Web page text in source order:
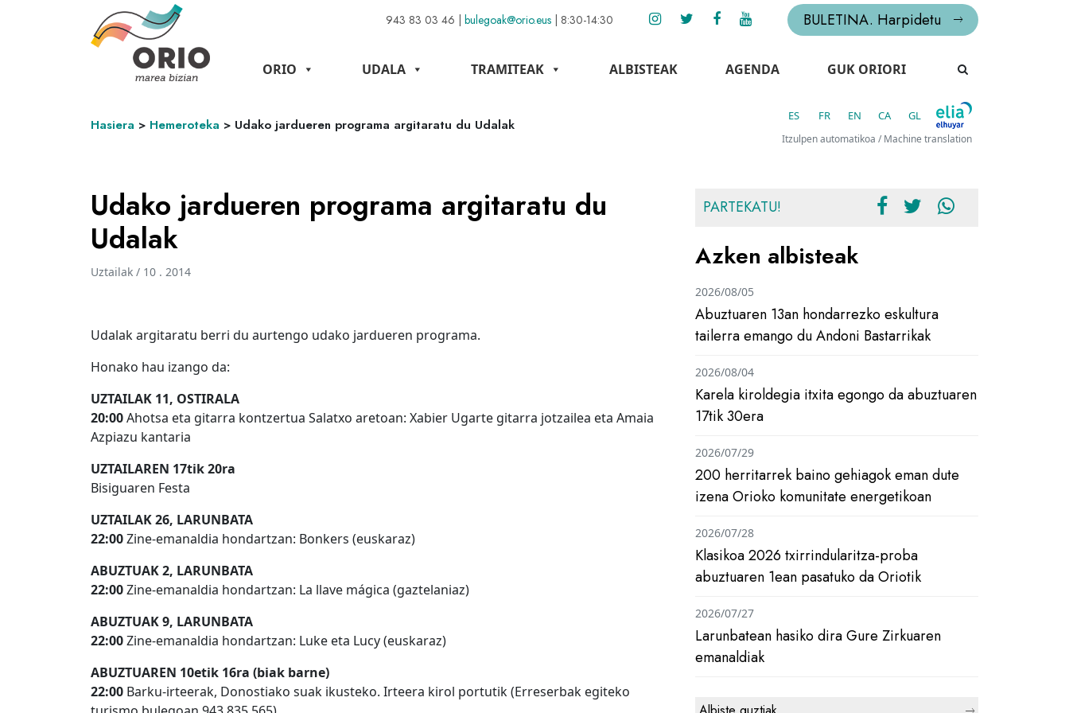
943 83 03 46 | bulegoak@orio.eus | 8:30-14:30 BULETINA. Harpidetu
ORIO UDALA TRAMITEAK ALBISTEAK AGENDA GUK ORIORI
Hasiera > Hemeroteka > Udako jardueren programa argitaratu du Udalak
ES FR EN CA GL
Itzulpen automatikoa / Machine translation
Udako jardueren programa argitaratu du
Udalak
Uztailak / 10 . 2014
Udalak argitaratu berri du aurtengo udako jardueren programa.
Honako hau izango da:
UZTAILAK 11, OSTIRALA
20:00Ahotsa eta gitarra kontzertua Salatxo aretoan: Xabier Ugarte gitarra jotzailea eta Amaia
Azpiazu kantaria
UZTAILAREN 17tik 20ra
Bisiguaren Festa
UZTAILAK 26, LARUNBATA
22:00Zine-emanaldia hondartzan: Bonkers (euskaraz)
ABUZTUAK 2, LARUNBATA
22:00Zine-emanaldia hondartzan: La llave mágica (gaztelaniaz)
ABUZTUAK 9, LARUNBATA
22:00Zine-emanaldia hondartzan: Luke eta Lucy (euskaraz)
ABUZTUAREN 10etik 16ra (biak barne)
22:00 Barku-irteerak, Donostiako suak ikusteko. Irteera kirol portutik (Erreserbak egiteko
PARTEKATU!
Azken albisteak
Abuztuaren 13an hondarrezko eskultura
tailerra emango du Andoni Bastarrikak
2026/08/05
Karela kiroldegia itxita egongo da abuztuaren
17tik 30era
2026/08/04
200 herritarrek baino gehiagok eman dute
izena Orioko komunitate energetikoan
2026/07/29
Klasikoa 2026 txirrindularitza-proba
abuztuaren 1ean pasatuko da Oriotik
2026/07/28
Larunbatean hasiko dira Gure Zirkuaren
emanaldiak
2026/07/27